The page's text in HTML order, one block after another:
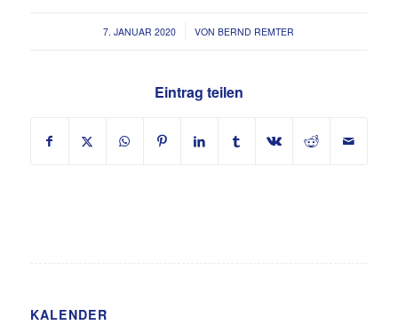
7. JANUAR 2020
/ VONBERND REMTER
Eintrag teilen
KALENDER